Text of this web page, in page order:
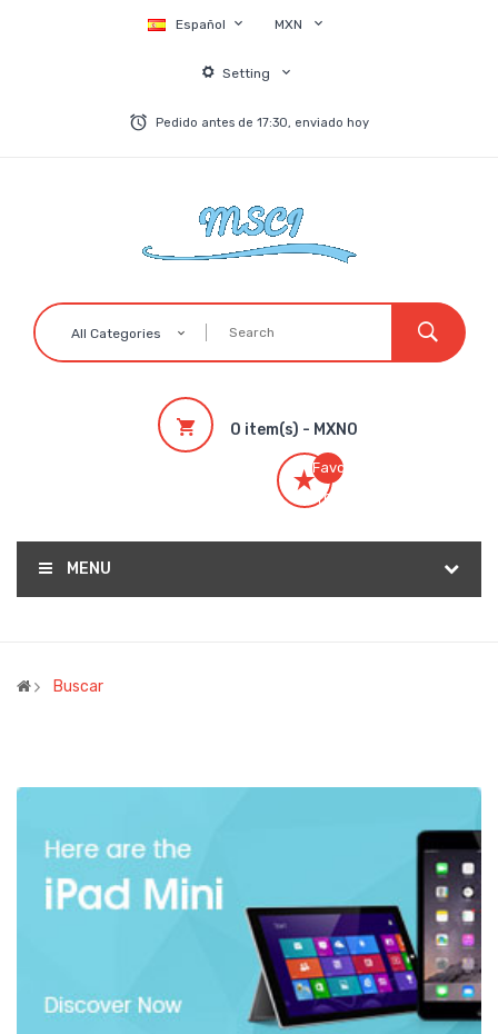
Español MXN
Setting
Pedido antes de 17:30, enviado hoy
All Categories
0 item(s) - MXN0
Favoritos
(0)
MENU
Buscar